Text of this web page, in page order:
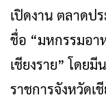
เปิดงาน ตลาดป
ชื่อ “มหกรรมอา
เชียงราย” โดย
ราชการจังหวัดเ